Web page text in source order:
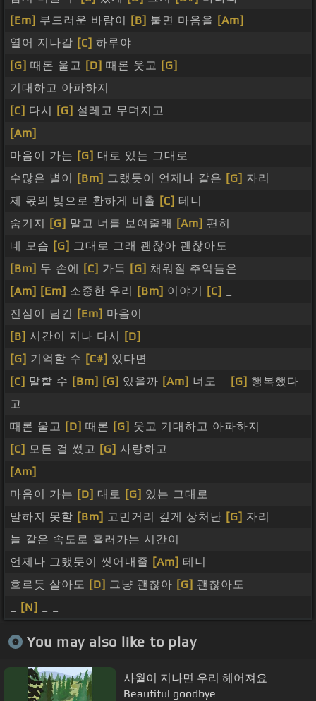
[Em] 부드러운 바람이 [B] 불면 마음을 [Am]
열어 지나갈 [C] 하루야
[G] 때론 울고 [D] 때론 웃고 [G]
기대하고 아파하지
[C] 다시 [G] 설레고 무뎌지고
[Am]
마음이 가는 [G] 대로 있는 그대로
수많은 별이
[Bm] 그랬듯이 언제나 같은 [G] 자리
제 몫의 빛으로 환하게 비출 [C] 테니
숨기지
[G] 말고 너를 보여줄래 [Am] 편히
네 모습 [G] 그대로 그래 괜찮아 괜찮아도
[Bm] 두 손에 [C] 가득 [G] 채워질 추억들은
[Am] [Em] 소중한 우리 [Bm] 이야기 [C]
진심이 담긴 [Em] 마음이
[B] 시간이 지나 다시
[D]
[G] 기억할 수 [C#] 있다면
[C] 말할 수 [Bm] [G] 있을까 [Am] 너도 _ [G] 행복했다
고
때론 울고 [D] 때론 [G] 웃고 기대하고 아파하지
[C] 모든 걸 썼고 [G] 사랑하고
[Am]
마음이 가는 [D] 대로 [G] 있는 그대로
말하지 못할 [Bm] 고민거리 깊게 상처난 [G] 자리
늘 같은 속도로 흘러가는 시간이
언제나 그랬듯이 씻어내줄 [Am] 테니
흐르듯 살아도 [D] 그냥 괜찮아 [G] 괜찮아도
[N]
You may also like to play
사월이 지나면 우리 헤어져요
Beautiful goodbye